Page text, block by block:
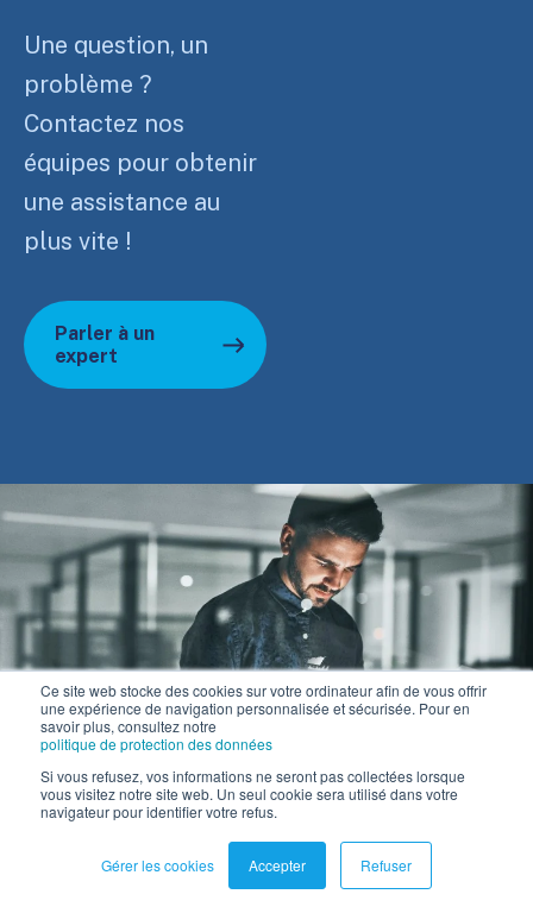
Ce site web stocke des cookies sur votre ordinateur afin de vous offrir
une expérience de navigation personnalisée et sécurisée. Pour en
savoir plus, consultez notre
politique de protection des données
Si vous refusez, vos informations ne seront pas collectées lorsque
vous visitez notre site web. Un seul cookie sera utilisé dans votre
navigateur pour identifier votre refus.
Gérer les cookies Accepter Refuser
Une question, un
problème ?
Contactez nos
équipes pour obtenir
une assistance au
plus vite !
Parler à un
expert